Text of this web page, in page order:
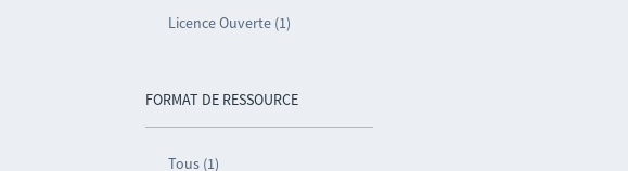
Licence Ouverte (1)
FORMAT DE RESSOURCE
Tous (1)